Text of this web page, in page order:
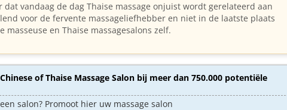
dat vandaag de dag Thaise massage onjuist wordt gerelateerd aan
voor de fervente massageliefhebber en niet in de laatste plaats
masseuse en Thaise massagesalons zelf.
of Thaise Massage Salon bij meer dan 750.000 potentiële
salon? Promoot hier uw massage salon